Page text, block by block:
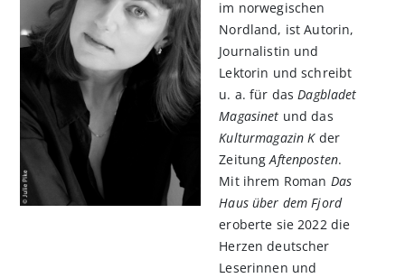
im norwegischen
Nordland, ist Autorin,
Journalistin und
Lektorin und schreibt
u. a. für dasDagbladet
Magasinet und das
Kulturmagazin K der
ZeitungAftenposten.
Mit ihrem Roman Das
Haus über dem Fjord
eroberte sie 2022 die
Herzen deutscher
Leserinnen und